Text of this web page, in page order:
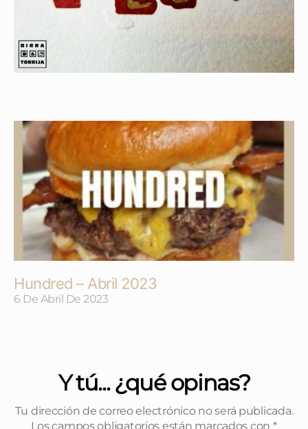
Hundred – Abril 2023
6 De Abril De 2023
Y tú... ¿qué opinas?
Tu dirección de correo electrónico no será publicada.
Los campos obligatorios están marcados con *